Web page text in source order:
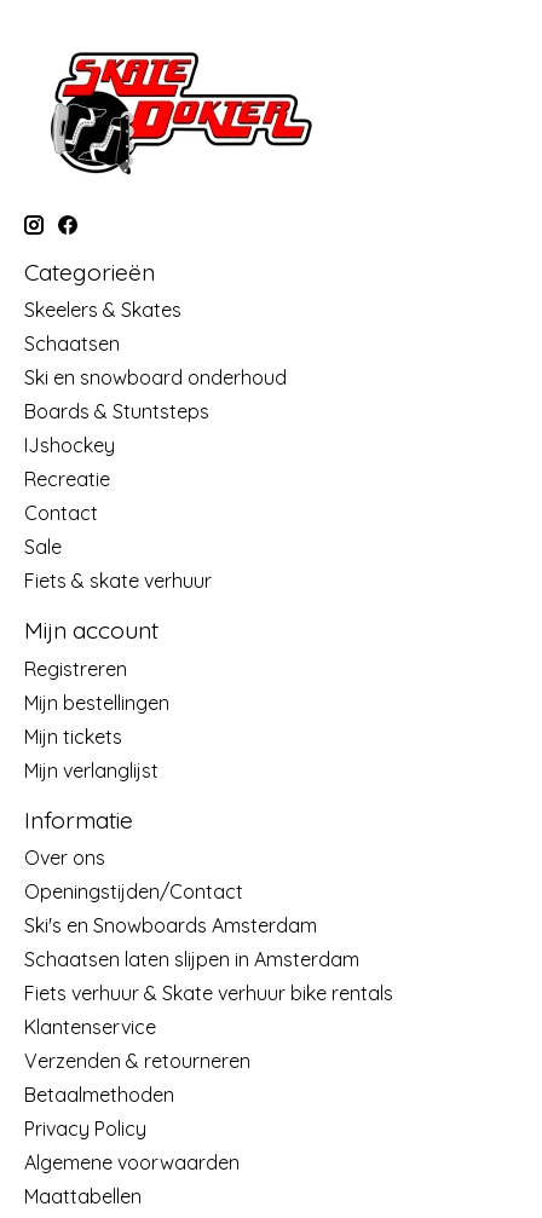
Categorieën
Skeelers & Skates
Schaatsen
Ski en snowboard onderhoud
Boards & Stuntsteps
IJshockey
Recreatie
Contact
Sale
Fiets & skate verhuur
Mijn account
Registreren
Mijn bestellingen
Mijn tickets
Mijn verlanglijst
Informatie
Over ons
Openingstijden/Contact
Ski's en Snowboards Amsterdam
Schaatsen laten slijpen in Amsterdam
Fiets verhuur & Skate verhuur bike rentals
Klantenservice
Verzenden & retourneren
Betaalmethoden
Privacy Policy
Algemene voorwaarden
Maattabellen